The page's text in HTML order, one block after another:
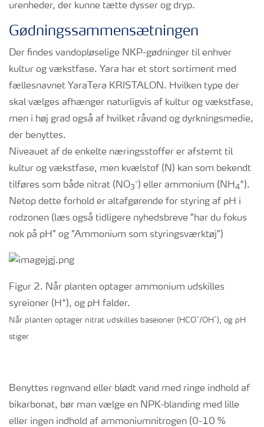
urenheder, der kunne tætte dysser og dryp.
Gødningssammensætningen
Der findes vandopløselige NKP-gødninger til enhver
kultur og vækstfase. Yara har et stort sortiment med
fællesnavnet YaraTera KRISTALON. Hvilken type der
skal vælges afhænger naturligvis af kultur og vækstfase,
men i høj grad også af hvilket råvand og dyrkningsmedie,
der benyttes.
Niveauet af de enkelte næringsstoffer er afstemt til
kultur og vækstfase, men kvælstof (N) kan som bekendt
tilføres som både nitrat (NO3
-) eller ammonium (NH4
+).
Netop dette forhold er altafgørende for styring af pH i
rodzonen (læs også tidligere nyhedsbreve ”har du fokus
nok på pH” og ”Ammonium som styringsværktøj”)
Figur 2. Når planten optager ammonium udskilles
syreioner (H +), og pH falder.
Når planten optager nitrat udskilles baseioner (HCO-/OH-), og pH
stiger
Benyttes regnvand eller blødt vand med ringe indhold af
bikarbonat, bør man vælge en NPK-blanding med lille
eller ingen indhold af ammoniumnitrogen (0-10 %